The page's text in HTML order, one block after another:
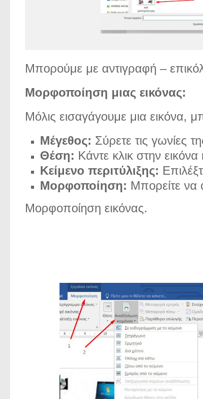
Μπορούμε με αντιγραφή –
Μορφοποίηση μιας εικόνας:
Μόλις εισαγάγουμε μια εικόνα,
Μέγεθος: Σύρετε τις γωνίες
Θέση: Κάντε κλικ στην
Κείμενο περιτύλιξης:
Μορφοποίηση: Μπορείτε να
Μορφοποίηση εικόνας.